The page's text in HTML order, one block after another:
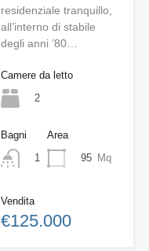
residenziale tranquillo,
all’interno di stabile
degli anni ’80…
Camere da letto
2
Bagni
1
Area
95 Mq
Vendita
€125.000